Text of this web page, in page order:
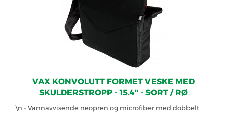
VAX KONVOLUTT FORMET VESKE MED
SKULDERSTROPP - 15.4" - SORT / RØ
\n - Vannavvisende neopren og microfiber med dobbelt